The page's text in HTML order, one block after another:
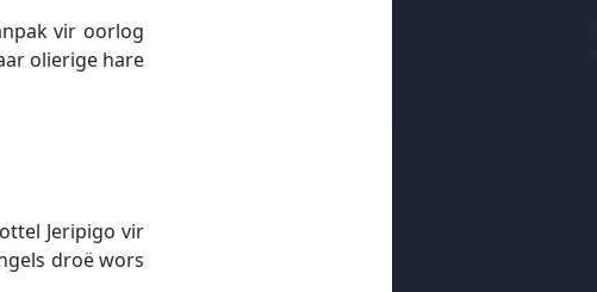
vir oorlog
olierige hare
Jeripigo vir
droë wors